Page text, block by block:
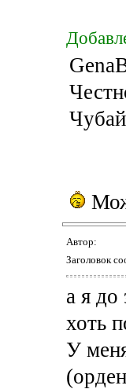
Автор:
Заголовок
а я до
хоть
У